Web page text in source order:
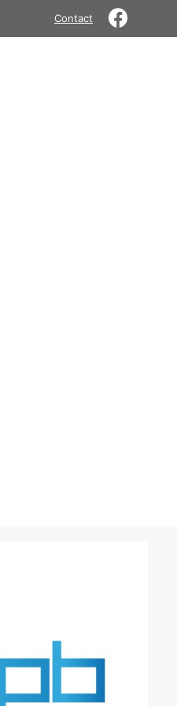
Contact